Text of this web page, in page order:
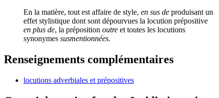
En la matière, tout est affaire de style, en sus de produisant un
effet stylistique dont sont dépourvues la locution prépositive
en plus de, la préposition outre et toutes les locutions
synonymes susmentionnées.
Renseignements complémentaires
locutions adverbiales et prépositives